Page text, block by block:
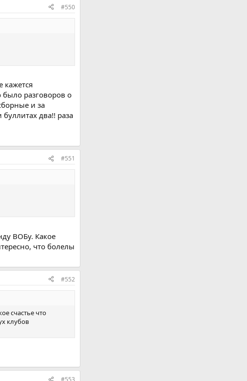
#550
кажется
разговоров о
и за
два!! раза
#551
ВОБу. Какое
что болелы
#552
счастье что
клубов
#553